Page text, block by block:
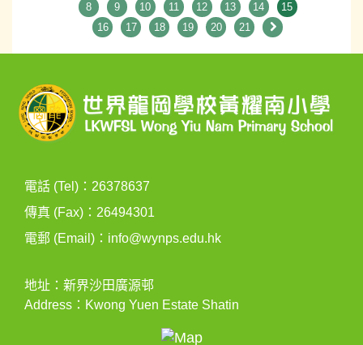
8
9 10 11 12 13 14
15
16
17 18 19 20 21
電話 (Tel)：26378637
傳真 (Fax)：26494301
電郵 (Email)： info@wynps.edu.hk
地址：新界沙田廣源邨
Address：Kwong Yuen Estate Shatin